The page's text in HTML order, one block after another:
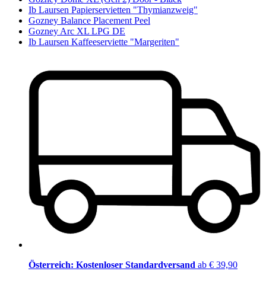
Ib Laursen Papierservietten "Thymianzweig"
Gozney Balance Placement Peel
Gozney Arc XL LPG DE
Ib Laursen Kaffeeserviette "Margeriten"
Österreich: Kostenloser Standardversand ab € 39,90